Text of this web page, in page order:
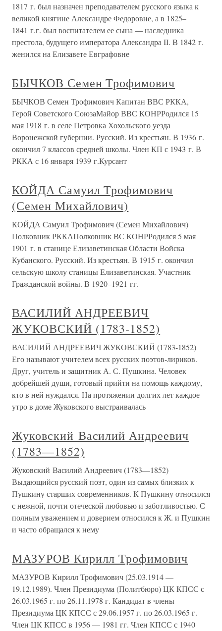
1817 г. был назначен преподавателем русского языка к
великой княгине Александре Федоровне, а в 1825–
1841 г.г. был воспитателем ее сына — наследника
престола, будущего императора Александра II. В 1842 г.
женился на Елизавете Евграфовне
БЫЧКОВ Семен Трофимович
БЫЧКОВ Семен Трофимович Капитан ВВС РККА,
Герой Советского СоюзаМайор ВВС КОНРРодился 15
мая 1918 г. в селе Петровка Хохольского уезда
Воронежской губернии. Русский. Из крестьян. В 1936 г.
окончил 7 классов средней школы. Член КП с 1943 г. В
РККА с 16 января 1939 г.Курсант
КОЙДА Самуил Трофимович
(Семен Михайлович)
КОЙДА Самуил Трофимович (Семен Михайлович)
Полковник РККАПолковник ВС КОНРРодился 5 мая
1901 г. в станице Елизаветинская Области Войска
Кубанского. Русский. Из крестьян. В 1915 г. окончил
сельскую школу станицы Елизаветинская. Участник
Гражданской войны. В 1920–1921 гг.
ВАСИЛИЙ АНДРЕЕВИЧ
ЖУКОВСКИЙ (1783-1852)
ВАСИЛИЙ АНДРЕЕВИЧ ЖУКОВСКИЙ (1783-1852)
Его называют учителем всех русских поэтов-лириков.
Друг, учитель и защитник А. С. Пушкина. Человек
добрейшей души, готовый прийти на помощь каждому,
кто в ней нуждался. На протяжении долгих лет каждое
утро в доме Жуковского выстраивалась
Жуковский Василий Андреевич
(1783—1852)
Жуковский Василий Андреевич (1783—1852)
Выдающий­ся русский поэт, один из самых близких к
Пушкину старших совре­менников. К Пушкину относился
с нежной, почти отеческой любо­вью и заботливостью. С
полным уважением и доверием относился к Ж. и Пушкин
и часто обращался к нему
МАЗУРОВ Кирилл Трофимович
МАЗУРОВ Кирилл Трофимович (25.03.1914 —
19.12.1989). Член Президиума (Политбюро) ЦК КПСС с
26.03.1965 г. по 26.11.1978 г. Кандидат в члены
Президиума ЦК КПСС с 29.06.1957 г. по 26.03.1965 г.
Член ЦК КПСС в 1956 — 1981 гг. Член КПСС с 1940